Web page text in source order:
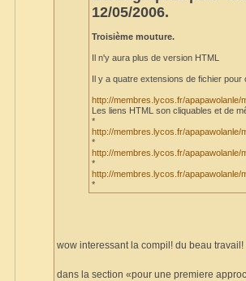
12/05/2006.
Troisième mouture.
Il n'y aura plus de version HTML
Il y a quatre extensions de fichier pour
http://membres.lycos.fr/apapawolanle/
Les liens HTML son cliquables et de
*
http://membres.lycos.fr/apapawolanle/
*
http://membres.lycos.fr/apapawolanle/
*
http://membres.lycos.fr/apapawolanle/
*
wow interessant la compil! du beau travail!
dans la section «pour une premiere